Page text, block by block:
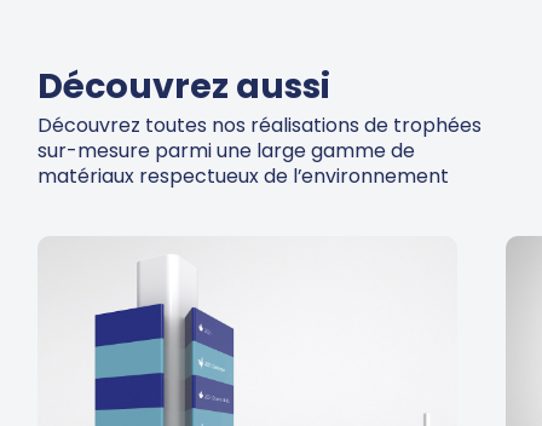
Découvrez aussi
Découvrez toutes nos réalisations de trophées
sur-mesure parmi une large gamme de
matériaux respectueux de l’environnement